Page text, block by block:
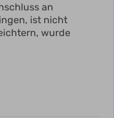
an
ist nicht
wurde